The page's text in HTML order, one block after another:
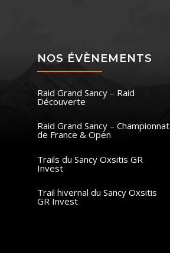
NOS ÉVÈNEMENTS
Raid Grand Sancy – Raid
Découverte
Raid Grand Sancy – Championnat
de France & Open
Trails du Sancy Oxsitis GR
Invest
Trail hivernal du Sancy Oxsitis
GR Invest